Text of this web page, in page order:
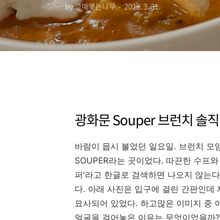
by 열매맺는나무 2025. 3. 31.
광화문 Souper 브런치 솔
바람이 몹시 불었던 일요일. 브런치 모
SOUPER라는 곳이었다. 따끈한 수프
퍼'라고 한글로 검색하면 나오지 않는
다. 아래 사진은 입구에 걸린 간판인데
묘사되어 있었다. 하고많은 이미지 중
얼굴을 걸어놓은 이유는 무엇이었을까?